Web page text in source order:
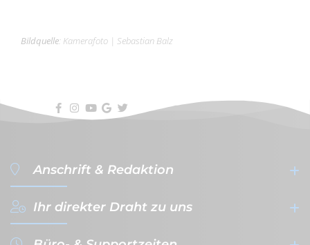
Bildquelle: Kamerafoto | Sebastian Balz
Anschrift & Redaktion
filterVERLAG GmbH & Co. KG
- Werbeagentur & Verlag -
Ihr direkter Draht zu uns